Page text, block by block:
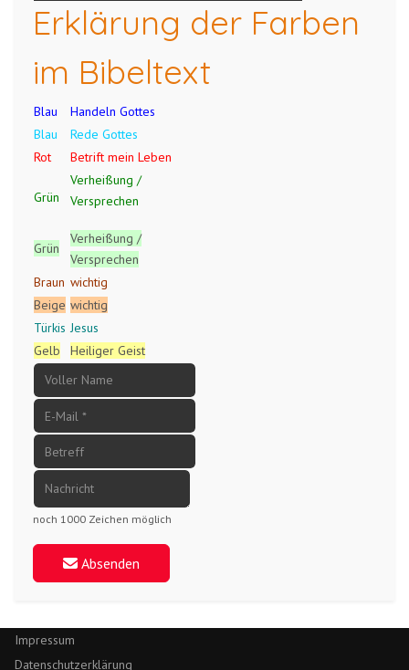
Erklärung der Farben
im Bibeltext
Blau
Handeln Gottes
Blau
Rede Gottes
Rot
Betrift mein Leben
Grün
Verheißung /
Versprechen
Grün
Verheißung /
Versprechen
Braun wichtig
Beige wichtig
Türkis Jesus
Gelb
Heiliger Geist
noch 1000 Zeichen möglich
Absenden
Impressum
Datenschutzerklärung